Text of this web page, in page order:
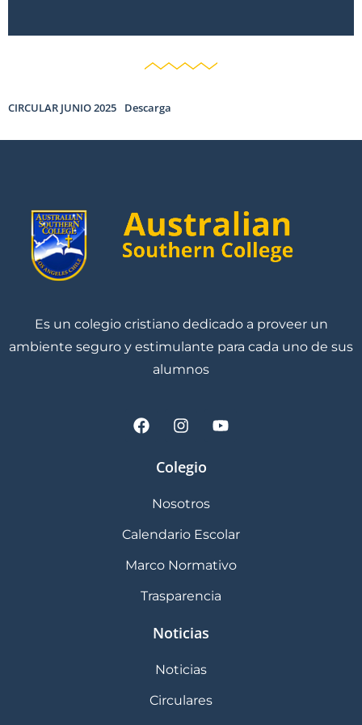
CIRCULAR JUNIO 2025 Descarga
Es un colegio cristiano dedicado a proveer un
ambiente seguro y estimulante para cada uno de sus
alumnos
Colegio
Nosotros
Calendario Escolar
Marco Normativo
Trasparencia
Noticias
Noticias
Circulares